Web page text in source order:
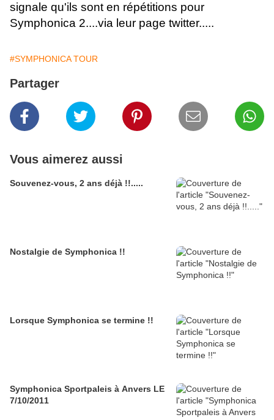
signale qu'ils sont en répétitions pour
Symphonica 2....via leur page twitter.....
#SYMPHONICA TOUR
Partager
Vous aimerez aussi
Souvenez-vous, 2 ans déjà !!.....
Nostalgie de Symphonica !!
Lorsque Symphonica se termine !!
Symphonica Sportpaleis à Anvers LE
7/10/2011